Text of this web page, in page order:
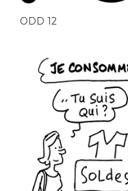
ODD 12